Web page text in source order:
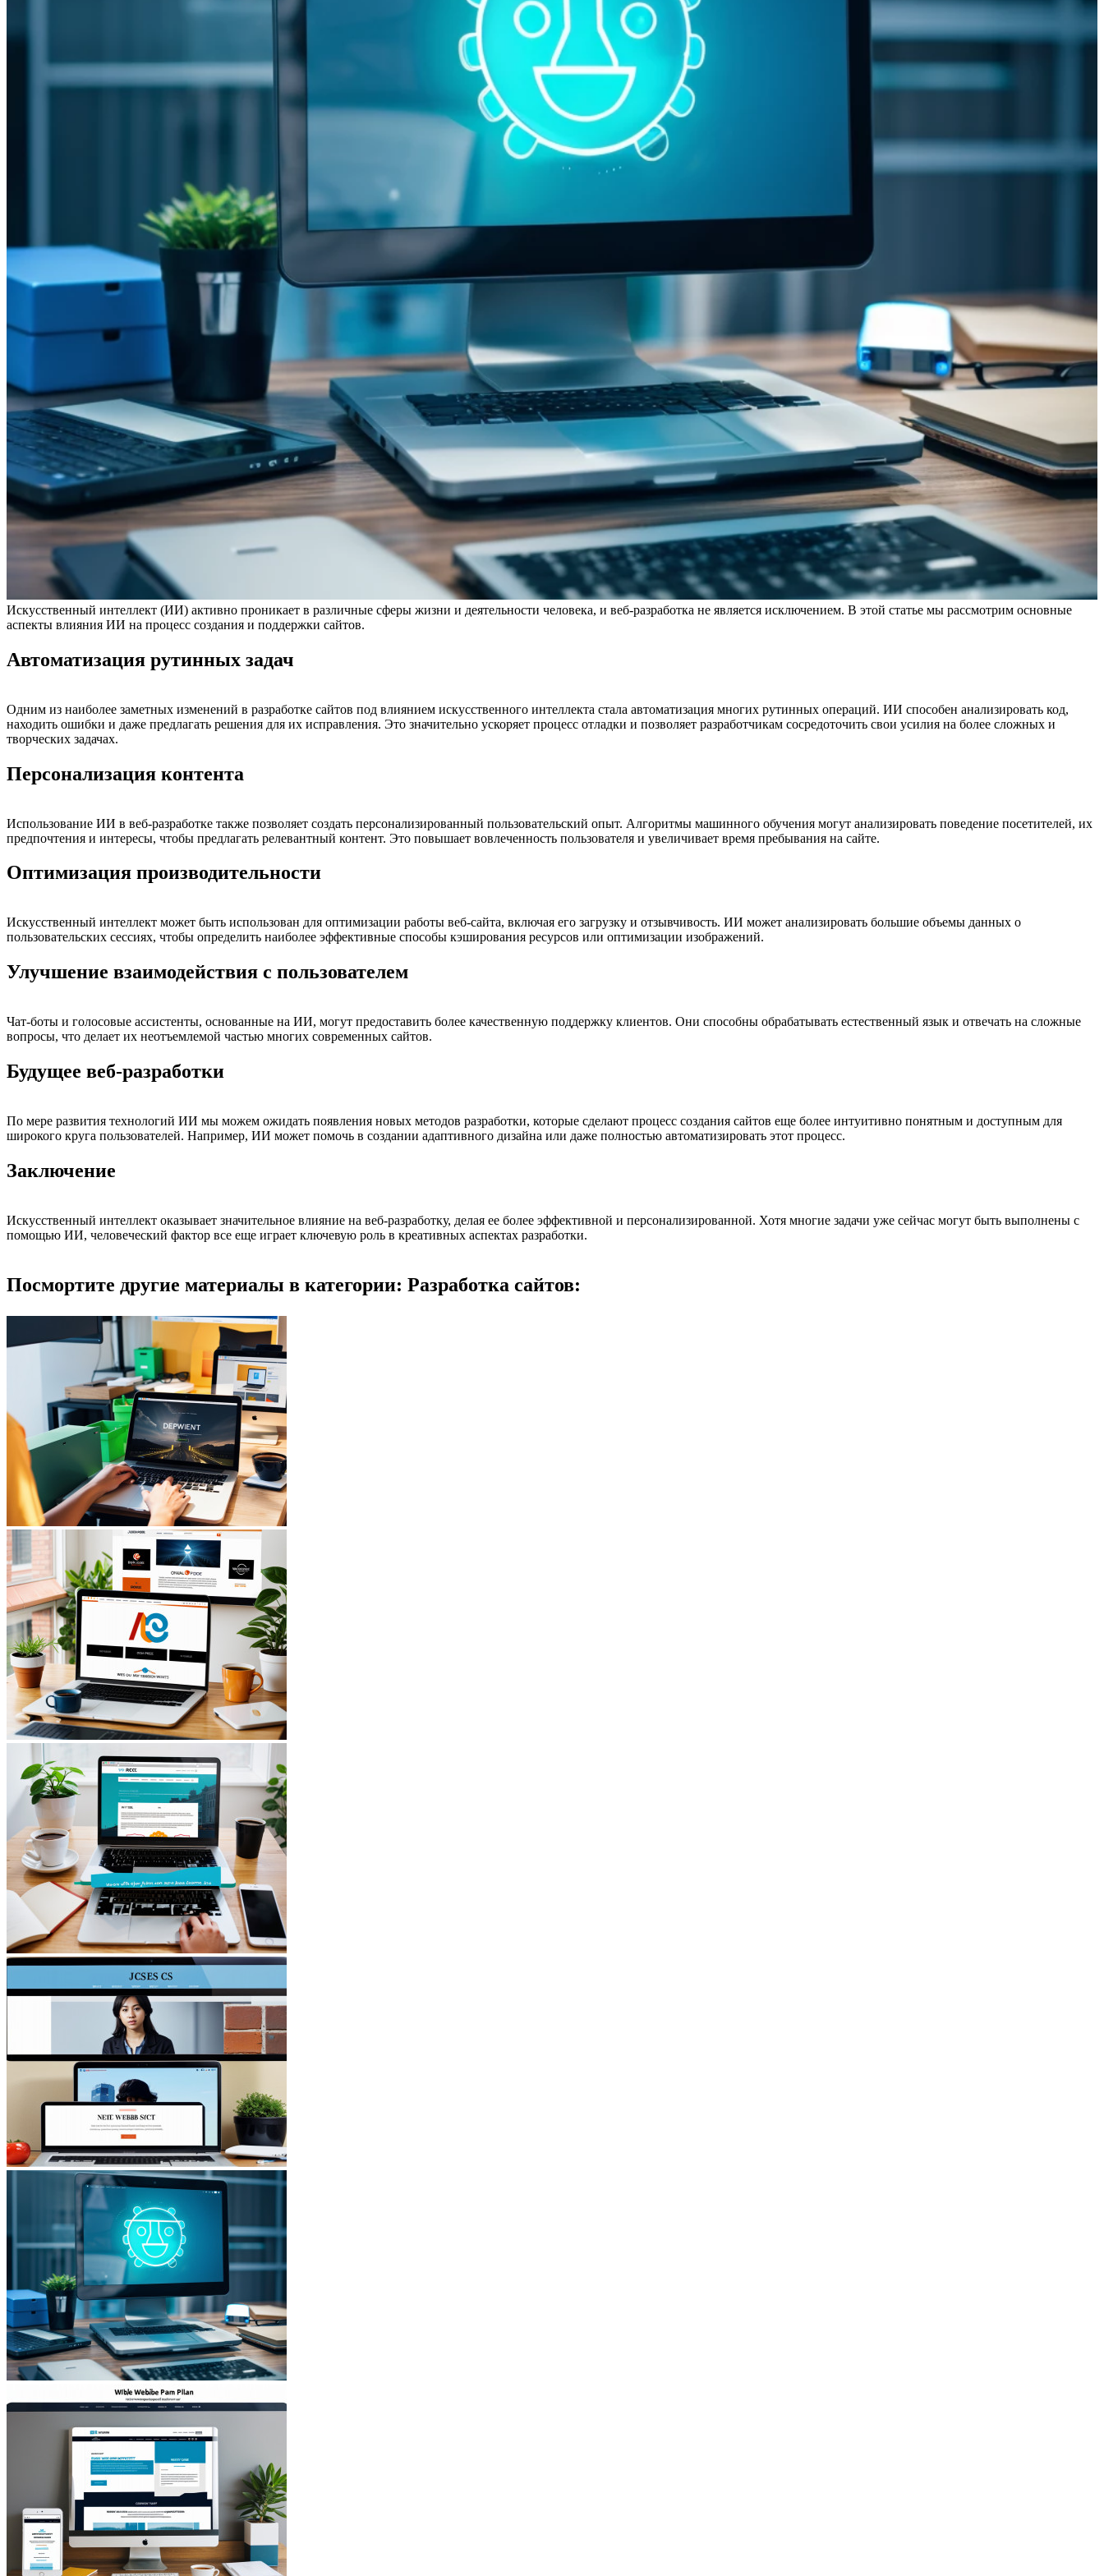
Искусственный интеллект (ИИ) активно проникает в различные сферы жизни и деятельности человека, и веб-разработка не является исключением. В этой статье мы рассмотрим основные
аспекты влияния ИИ на процесс создания и поддержки сайтов.
Автоматизация рутинных задач
Одним из наиболее заметных изменений в разработке сайтов под влиянием искусственного интеллекта стала автоматизация многих рутинных операций. ИИ способен анализировать код,
находить ошибки и даже предлагать решения для их исправления. Это значительно ускоряет процесс отладки и позволяет разработчикам сосредоточить свои усилия на более сложных и
творческих задачах.
Персонализация контента
Использование ИИ в веб-разработке также позволяет создать персонализированный пользовательский опыт. Алгоритмы машинного обучения могут анализировать поведение посетителей, их
предпочтения и интересы, чтобы предлагать релевантный контент. Это повышает вовлеченность пользователя и увеличивает время пребывания на сайте.
Оптимизация производительности
Искусственный интеллект может быть использован для оптимизации работы веб-сайта, включая его загрузку и отзывчивость. ИИ может анализировать большие объемы данных о
пользовательских сессиях, чтобы определить наиболее эффективные способы кэширования ресурсов или оптимизации изображений.
Улучшение взаимодействия с пользователем
Чат-боты и голосовые ассистенты, основанные на ИИ, могут предоставить более качественную поддержку клиентов. Они способны обрабатывать естественный язык и отвечать на сложные
вопросы, что делает их неотъемлемой частью многих современных сайтов.
Будущее веб-разработки
По мере развития технологий ИИ мы можем ожидать появления новых методов разработки, которые сделают процесс создания сайтов еще более интуитивно понятным и доступным для
широкого круга пользователей. Например, ИИ может помочь в создании адаптивного дизайна или даже полностью автоматизировать этот процесс.
Заключение
Искусственный интеллект оказывает значительное влияние на веб-разработку, делая ее более эффективной и персонализированной. Хотя многие задачи уже сейчас могут быть выполнены с
помощью ИИ, человеческий фактор все еще играет ключевую роль в креативных аспектах разработки.
Посмортите другие материалы в категории: Разработка сайтов: